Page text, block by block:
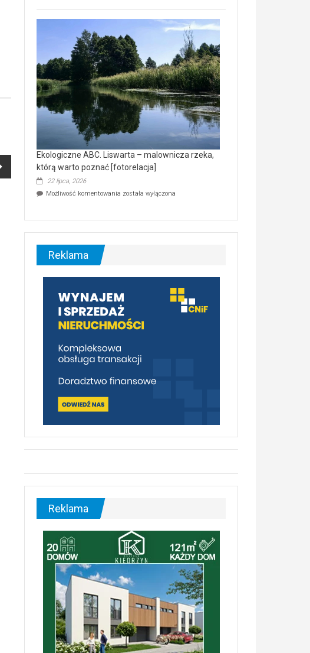
wśród
nietoperzy
[wideo]
Ekologiczne ABC. Liswarta – malownicza rzeka,
którą warto poznać [fotorelacja]
22 lipca, 2026
Możliwość komentowania Ekologiczne
–
malownicza
[fotorelacja]
została wyłączona
Reklama
Reklama